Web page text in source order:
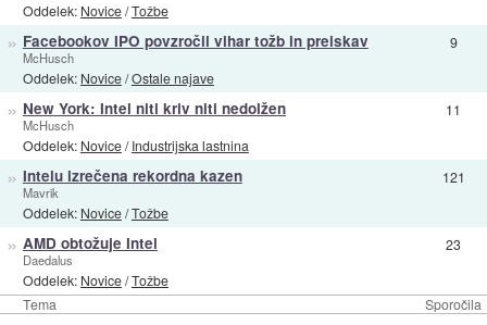
Tema Sporočila
Oddelek: Novice/Tožbe
» Facebookov IPO povzročil vihar tožb in preiskav
McHusch
Oddelek: Novice/Ostale najave
9
» New York: Intel niti kriv niti nedolžen
McHusch
Oddelek: Novice/Industrijska lastnina
11
» Intelu izrečena rekordna kazen
Mavrik
Oddelek: Novice/Tožbe
121
» AMD obtožuje Intel
Daedalus
Oddelek: Novice/Tožbe
23